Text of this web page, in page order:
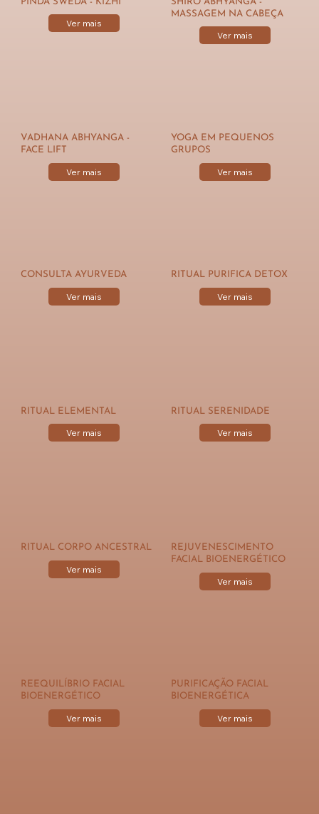
Ver mais
MASSAGEM NA CABEÇA
Ver mais
VADHANA ABHYANGA -
FACE LIFT
Ver mais
YOGA EM PEQUENOS
GRUPOS
Ver mais
CONSULTA AYURVEDA
Ver mais
RITUAL PURIFICA DETOX
Ver mais
RITUAL ELEMENTAL
Ver mais
RITUAL SERENIDADE
Ver mais
RITUAL CORPO ANCESTRAL
Ver mais
REJUVENESCIMENTO
FACIAL BIOENERGÉTICO
Ver mais
REEQUILÍBRIO FACIAL
BIOENERGÉTICO
Ver mais
PURIFICAÇÃO FACIAL
BIOENERGÉTICA
Ver mais